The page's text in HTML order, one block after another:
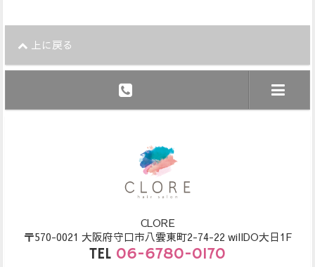
上に戻る
CLORE
〒570-0021 大阪府守口市八雲東町2-74-22 willDO大日1F
TEL 06-6780-0170